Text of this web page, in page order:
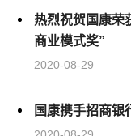
热烈祝贺国康荣
商业模式奖”
2020-08-29
国康携手招商银